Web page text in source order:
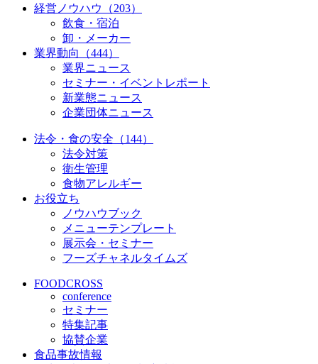
経営ノウハウ（203）
飲食・宿泊
卸・メーカー
業界動向（444）
業界ニュース
セミナー・イベントレポート
新業態ニュース
企業団体ニュース
法令・食の安全（144）
法令対策
衛生管理
食物アレルギー
お役立ち
ノウハウブック
メニューテンプレート
展示会・セミナー
フーズチャネルタイムズ
FOODCROSS
conference
セミナー
特集記事
協賛企業
食品事故情報